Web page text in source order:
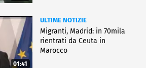
01:41
ULTIME NOTIZIE
Migranti, Madrid: in 70mila
rientrati da Ceuta in
Marocco